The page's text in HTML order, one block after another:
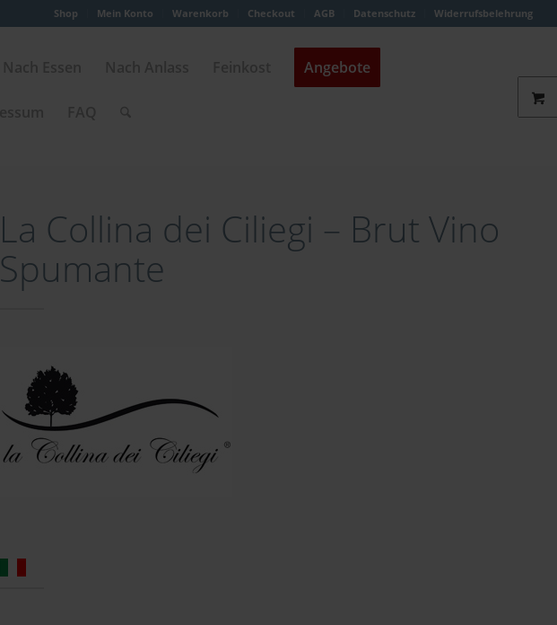
Shop Mein Konto Warenkorb Checkout AGB Datenschutz Widerrufsbelehrung
Angebote
La Collina dei Ciliegi – Brut Vino
Spumante